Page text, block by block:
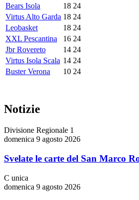
Bears Isola
18 24
Virtus Alto Garda 18 24
Leobasket
18 24
XXL Pescantina
16 24
Jbr Rovereto
14 24
Virtus Isola Scala 14 24
Buster Verona
10 24
Notizie
Divisione Regionale 1
domenica 9 agosto 2026
Svelate le carte del San Marco
C unica
domenica 9 agosto 2026